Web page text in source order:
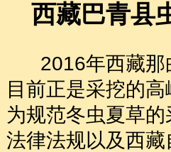
西藏巴青县
2016年西藏那
目前正是采挖的
为规范冬虫夏草
法律法规以及西